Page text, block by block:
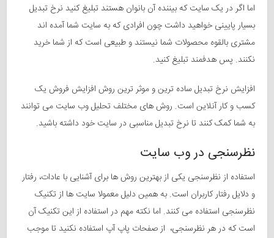
اما اگر در یک سایت که بیننده آن بانوان هستند تبلیغ کنید نرخ تبدیل
بسیار پایینی خواهید داشت چون افرادی که به سایت شما آمده اند
مشتری بالقوه محصولات شما نیستند و طبیعی است که از شما خرید
نکنند. پس هدفمند تبلیغ کنید.
افزایش نرخ تبدیل ساده ترین و موثر ترین روش افزایش فروش یک
کسب و کار آنلاین است. روش های مختلف تحلیل وب سایت می توانند
به شما کمک کنند تا نرخ تبدیل مناسبی در سایت خود داشته باشید.
نظرسنجی در وب سایت
استفاده از نظرسنجی یکی از بهترین روش ها برای آشنایی با عادات، رفتار
و دلایل رفتار کاربران است. به همین دلیل معمولا سایت ها از تکنیک
نظرسنجی استفاده می کنند. اما نکته مهم در استفاده از این تکنیک آن
است که در هر نظرسنجی، از صفحات پاپ آپ استفاده نکنید تا موجب